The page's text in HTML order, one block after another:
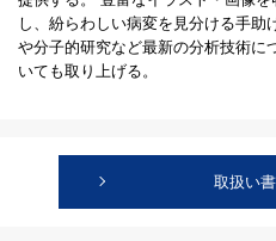
し、紛らわしい病変を見分ける手
や分子的研究など最新の分析技術に
いても取り上げる。
取扱い